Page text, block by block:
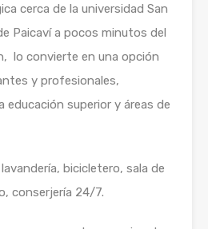
cerca de la universidad San
Paicaví a pocos minutos del
lo convierte en una opción
y profesionales,
educación superior y áreas de
bicicletero, sala de
conserjería 24/7.